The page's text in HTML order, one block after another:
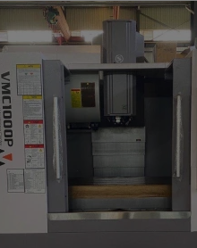
makine serisidir. Piyasadaki
Değer